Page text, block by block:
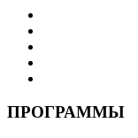
ПРОГРАММЫ